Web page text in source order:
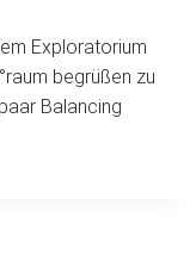
Exploratorium
begrüßen zu
Balancing